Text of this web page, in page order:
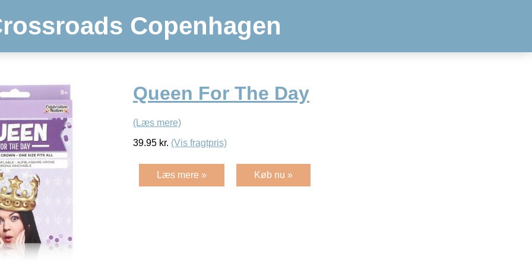
Copenhagen
Queen For The Day
(Læs mere)
39.95 kr. (Vis fragtpris)
Læs mere » Køb nu »